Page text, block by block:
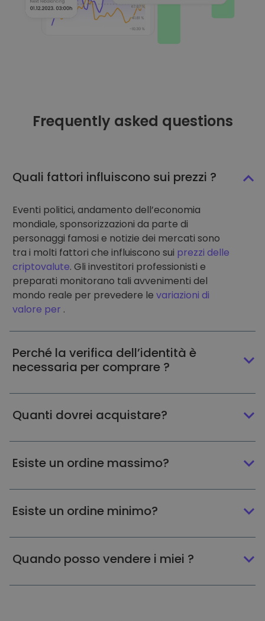
Frequently asked questions
Quali fattori influiscono sui prezzi ?
Eventi politici, andamento dell’economia
mondiale, sponsorizzazioni da parte di
personaggi famosi e notizie dei mercati sono
tra i molti fattori che influiscono sui prezzi delle
criptovalute. Gli investitori professionisti e
preparati monitorano tali avvenimenti del
mondo reale per prevedere le variazioni di
valore per .
Perché la verifica dell’identità è
necessaria per comprare ?
Quanti dovrei acquistare?
Esiste un ordine massimo?
Esiste un ordine minimo?
Quando posso vendere i miei ?